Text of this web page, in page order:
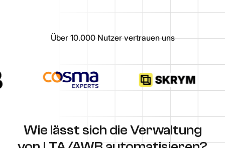
Über 10.000 Nutzer vertrauen uns
Wie lässt sich die Verwaltung